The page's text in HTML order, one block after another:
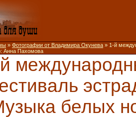
» Фотографии от Владимира Окунева » 1-й
Анна Пахомова
белых